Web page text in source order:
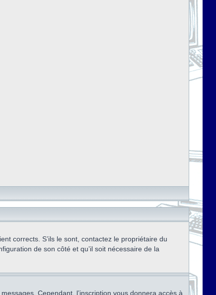
corrects. S’ils le sont, contactez le propriétaire du
de son côté et qu’il soit nécessaire de la
Cependant, l’inscription vous donnera accès à